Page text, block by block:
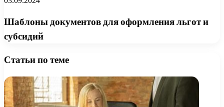
Шаблоны документов для оформления льгот и
субсидий
Статьи по теме